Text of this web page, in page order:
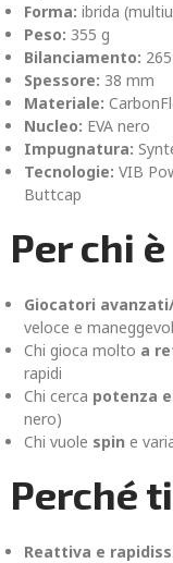
Forma: ibrida
Peso: 355 g
Bilanciamento:
Spessore: 38 mm
Materiale:
Nucleo: EVA nero
Impugnatura:
Tecnologie: VIB
Buttcap
Per chi
Giocatori
veloce e
Chi gioca molto a
rapidi
Chi cerca potenza
nero)
Chi vuole spin e
Perché
Reattiva e